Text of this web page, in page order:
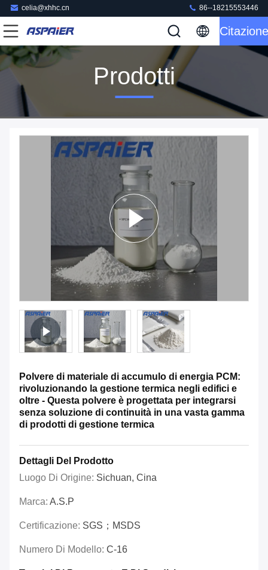
celia@xhhc.cn 86--18215553446
Citazione
Prodotti
Polvere di materiale di accumulo di energia PCM:
rivoluzionando la gestione termica negli edifici e
oltre - Questa polvere è progettata per integrarsi
senza soluzione di continuità in una vasta gamma
di prodotti di gestione termica
Dettagli Del Prodotto
Luogo Di Origine: Sichuan, Cina
Marca: A.S.P
Certificazione: SGS；MSDS
Numero Di Modello: C-16